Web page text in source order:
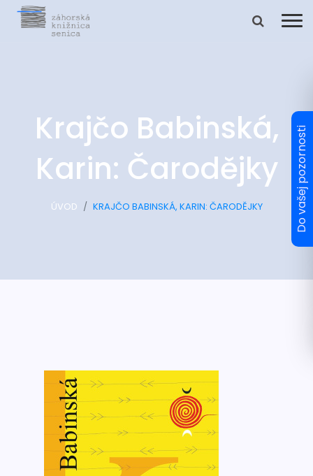
Krajčo Babinská,
Karin: Čarodějky
ÚVOD KRAJČO BABINSKÁ, KARIN: ČARODĚJKY